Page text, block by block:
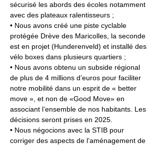
sécurisé les abords des écoles notamment
avec des plateaux ralentisseurs ;
• Nous avons créé une piste cyclable
protégée Drève des Maricolles, la seconde
est en projet (Hunderenveld) et installé des
vélo boxes dans plusieurs quartiers ;
• Nous avons obtenu un subside régional
de plus de 4 millions d’euros pour faciliter
notre mobilité dans un esprit de « better
move », et non de «Good Move» en
associant l’ensemble de nos habitants. Les
décisions seront prises en 2025.
• Nous négocions avec la STIB pour
corriger des aspects de l’aménagement de